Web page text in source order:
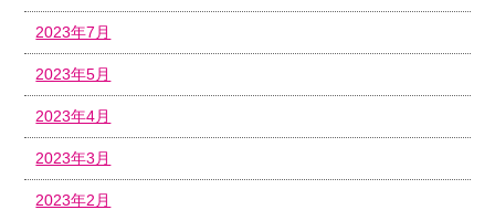
2023年7月
2023年5月
2023年4月
2023年3月
2023年2月